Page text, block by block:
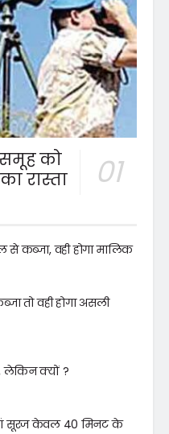
को
रास्ता
से कब्जा, वही होगा मालिक
तो वही होगा असली
लेकिन क्यों ?
सूरज केवल 40 मिनट के